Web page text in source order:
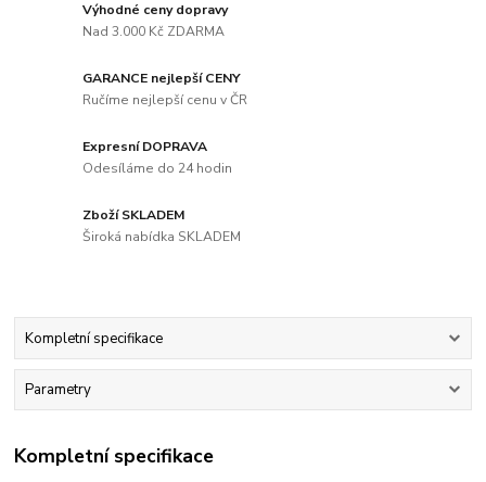
Výhodné ceny dopravy
Nad 3.000 Kč ZDARMA
GARANCE nejlepší CENY
Ručíme nejlepší cenu v ČR
Expresní DOPRAVA
Odesíláme do 24 hodin
Zboží SKLADEM
Široká nabídka SKLADEM
Kompletní specifikace
Parametry
Kompletní specifikace